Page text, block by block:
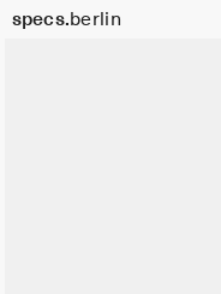
specs.berlin
Warenkorb